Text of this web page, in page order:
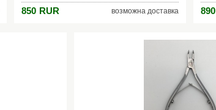
красоты, так и в домашних условиях.
Благодаря индивидуальной ручной заточке,
рабочих поверхностей. Особая ковка и
инструмента рекомендуется использовать
средства с pH>7 и не нагревать свыше 300°
850 RUR возможна доставка
для
890